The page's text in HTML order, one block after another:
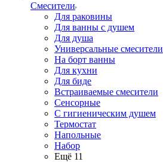
Смесители
Для раковины
Для ванны с душем
Для душа
Универсальные смесители
На борт ванны
Для кухни
Для биде
Встраиваемые смесители
Сенсорные
С гигиеническим душем
Термостат
Напольные
Набор
Ещё 11